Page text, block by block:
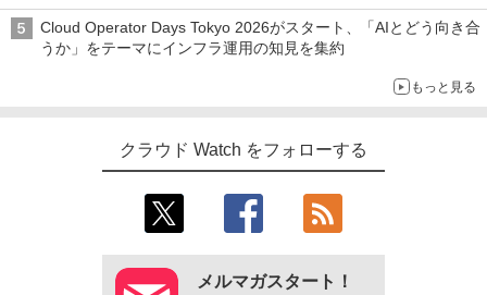
Cloud Operator Days Tokyo 2026がスタート、「AIとどう向き合
うか」をテーマにインフラ運用の知見を集約
もっと見る
クラウド Watch をフォローする
メルマガスタート！